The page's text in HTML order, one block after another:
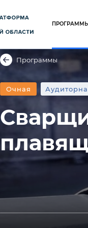
Программы
Очная